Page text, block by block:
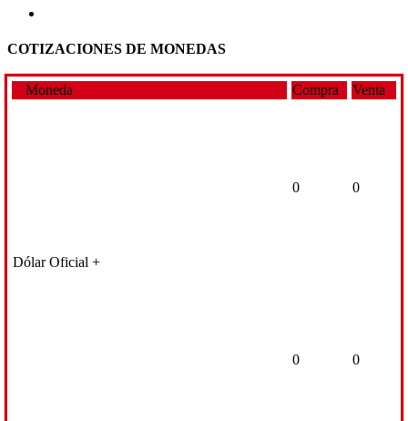
COTIZACIONES DE MONEDAS
Moneda Compra Venta
Dólar Oficial +
0 0
0 0